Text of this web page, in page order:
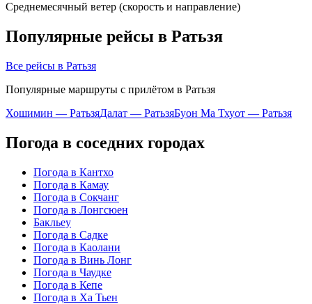
Среднемесячный ветер (скорость и направление)
Популярные рейсы в Ратьзя
Все рейсы в Ратьзя
Популярные маршруты с прилётом в Ратьзя
Хошимин — РатьзяДалат — РатьзяБуон Ма Тхуот — Ратьзя
Погода в соседних городах
Погода в Кантхо
Погода в Камау
Погода в Сокчанг
Погода в Лонгсюен
Бакльеу
Погода в Садке
Погода в Каолани
Погода в Винь Лонг
Погода в Чаудке
Погода в Кепе
Погода в Ха Тьен